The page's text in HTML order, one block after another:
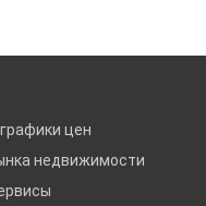
цен
недвижимости